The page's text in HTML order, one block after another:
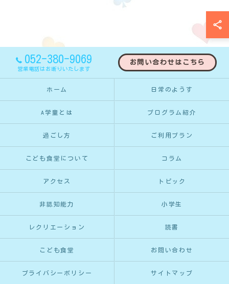
052-380-9069
営業電話はお断りいたします
お問い合わせはこちら
ホーム 日常のようす
A学童とは プログラム紹介
過ごし方 ご利用プラン
こども食堂について コラム
アクセス トピック
非認知能力 小学生
レクリエーション 読書
こども食堂 お問い合わせ
プライバシーポリシー サイトマップ